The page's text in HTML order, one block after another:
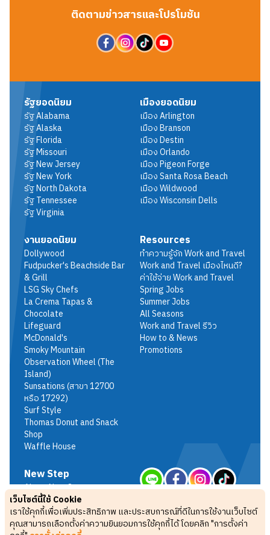
เว็บไซต์นี้ใช้ Cookie
เราใช้คุกกี้เพื่อเพิ่มประสิทธิภาพ และประสบการณ์ที่ดีในการใช้งานเว็บไซต์
คุณสามารถเลือกตั้งค่าความยินยอมการใช้คุกกี้ได้ โดยคลิก "การตั้งค่า
ติดตามข่าวสารและโปรโมชัน
รัฐยอดนิยม
รัฐAlabama
รัฐAlaska
รัฐFlorida
รัฐMissouri
รัฐNew Jersey
รัฐNew York
รัฐNorth Dakota
รัฐTennessee
รัฐVirginia
เมืองยอดนิยม
เมืองArlington
เมืองBranson
เมืองDestin
เมืองOrlando
เมืองPigeon Forge
เมืองSanta Rosa Beach
เมืองWildwood
เมืองWisconsin Dells
งานยอดนิยม
Dollywood
Fudpucker's Beachside Bar
& Grill
LSG Sky Chefs
La Crema Tapas &
Chocolate
Lifeguard
McDonald's
Smoky Mountain
Observation Wheel (The
Island)
Sunsations (สาขา 12700
หรือ 17292)
Surf Style
Thomas Donut and Snack
Shop
Waffle House
Resources
ทำความรู้จัก Work and Travel
Work and Travel เมืองไหนดี?
ค่าใช้จ่าย Work and Travel
Spring Jobs
Summer Jobs
All Seasons
Work and Travel รีวิว
How to & News
Promotions
New Step
About New Step
Terms & Conditions
Privacy Policy
FAQ